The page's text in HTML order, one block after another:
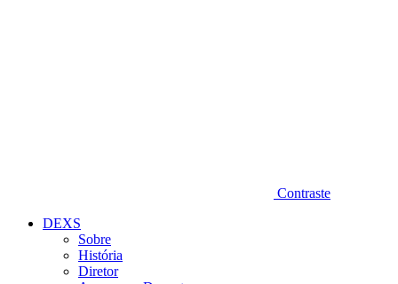
Contraste
DEXS
Sobre
História
Diretor